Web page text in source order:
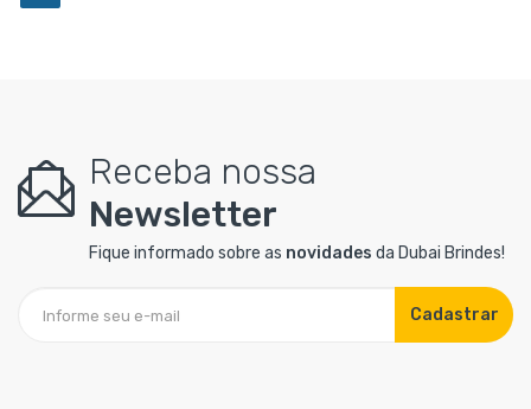
Receba nossa
Newsletter
Fique informado sobre as novidades da Dubai Brindes!
Cadastrar